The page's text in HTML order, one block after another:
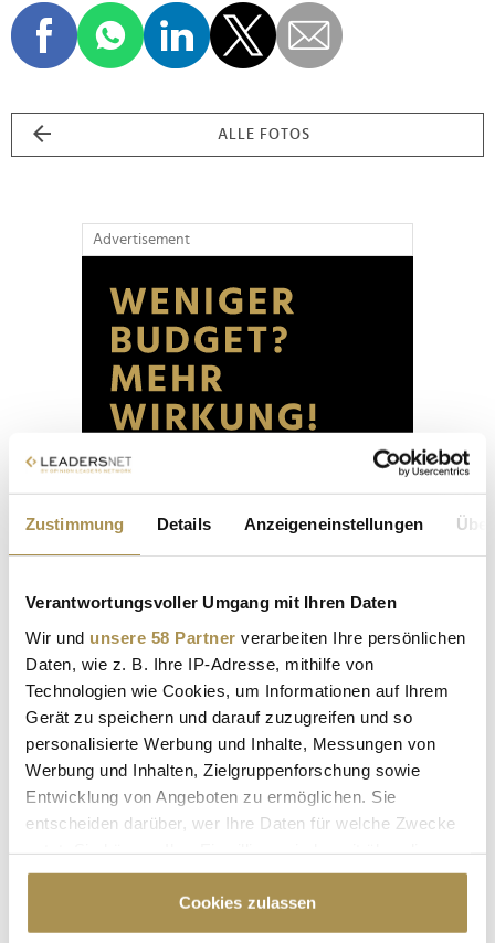
Zustimmung Details Anzeigeneinstellungen
Verantwortungsvoller Umgang mit Ihren Daten
Wir und unsere 58 Partner verarbeiten Ihre persönlichen
Daten, wie z. B. Ihre IP-Adresse, mithilfe von
Technologien wie Cookies, um Informationen auf Ihrem
Gerät zu speichern und darauf zuzugreifen und so
personalisierte Werbung und Inhalte, Messungen von
Werbung und Inhalten, Zielgruppenforschung sowie
Entwicklung von Angeboten zu ermöglichen. Sie
entscheiden darüber, wer Ihre Daten für welche Zwecke
Cookie-Erklärung oder durch Klicken auf das Privacy
Trigger Symbol ändern oder widerrufen
Cookies zulassen
ALLE FOTOS
Advertisement